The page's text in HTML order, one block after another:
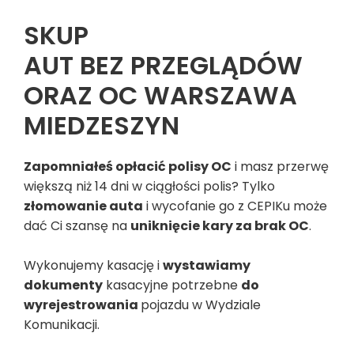
SKUP
AUT BEZ PRZEGLĄDÓW
ORAZ OC WARSZAWA
MIEDZESZYN
Zapomniałeś opłacić polisy OC i masz przerwę
większą niż 14 dni w ciągłości polis? Tylko
złomowanie auta i wycofanie go z CEPIKu może
dać Ci szansę na uniknięcie kary za brak OC.
Wykonujemy kasację iwystawiamy
dokumenty kasacyjne potrzebne do
wyrejestrowania pojazdu w Wydziale
Komunikacji.